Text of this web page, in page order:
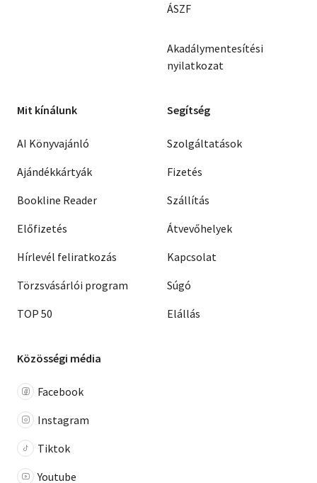
ÁSZF
Akadálymentesítési
nyilatkozat
Mit kínálunk
AI Könyvajánló
Ajándékkártyák
Bookline Reader
Előfizetés
Hírlevél feliratkozás
Törzsvásárlói program
TOP 50
Segítség
Szolgáltatások
Fizetés
Szállítás
Átvevőhelyek
Kapcsolat
Súgó
Elállás
Közösségi média
Facebook
Instagram
Tiktok
Youtube